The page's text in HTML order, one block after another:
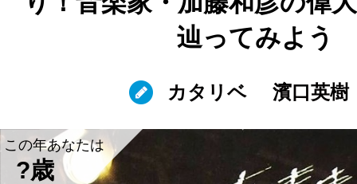
辿ってみよう
カタリベ 濱口英樹
この年あなたは
?歳